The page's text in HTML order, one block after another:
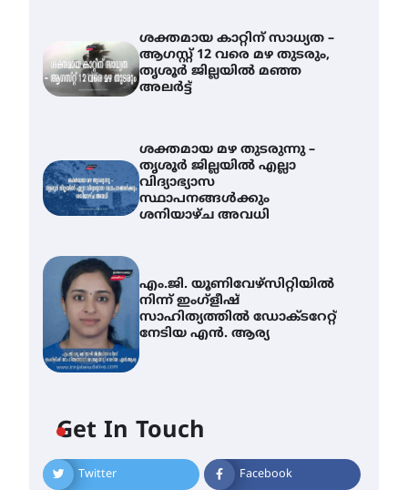
ശക്തമായ കാറ്റിന് സാധ്യത –
ആഗസ്റ്റ് 12 വരെ മഴ തുടരും,
തൃശൂർ ജില്ലയിൽ മഞ്ഞ
അലർട്ട്
ശക്തമായ മഴ തുടരുന്നു –
തൃശൂർ ജില്ലയിൽ എല്ലാ
വിദ്യാഭ്യാസ
സ്ഥാപനങ്ങൾക്കും
ശനിയാഴ്ച അവധി
എം.ജി. യൂണിവേഴ്‌സിറ്റിയിൽ
നിന്ന് ഇംഗ്ളീഷ്
സാഹിത്യത്തിൽ ഡോക്ടറേറ്റ്
നേടിയ എൻ. ആര്യ
Get In Touch
Twitter Facebook
ശക്തമായ കാറ്റിന് സാധ്യത –